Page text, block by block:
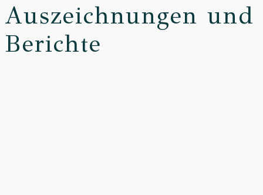
Auszeichnungen und
Berichte